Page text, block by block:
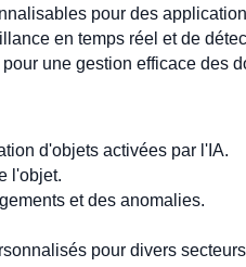
pour des
en temps réel et de
une gestion efficace des
d'objets activées par l'IA.
l'objet.
et des anomalies.
pour divers